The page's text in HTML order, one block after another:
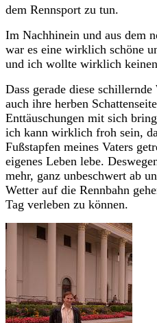
dem Rennsport zu tun.
Im Nachhinein und aus dem
war es eine wirklich schöne
und ich wollte wirklich
Dass gerade diese
auch ihre herben
Enttäuschungen mit sich
ich kann wirklich froh sein,
Fußstapfen meines Vaters
eigenes Leben lebe.
mehr, ganz unbeschwert ab
Wetter auf die Rennbahn
Tag verleben zu können.